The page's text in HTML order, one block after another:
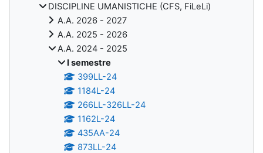
DISCIPLINE UMANISTICHE (CFS, FiLeLi)
A.A. 2026 - 2027
A.A. 2025 - 2026
A.A. 2024 - 2025
I semestre
399LL-24
1184L-24
266LL-326LL-24
1162L-24
435AA-24
873LL-24